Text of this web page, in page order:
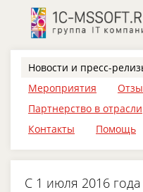
Новости и пресс-
Мероприятия
Партнерство в отрасли
Контакты
Помощь
С 1 июля 2016